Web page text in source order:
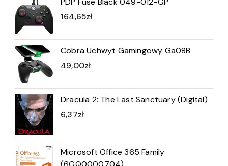
164,65zł
Cobra Uchwyt Gamingowy Ga08B
49,00zł
Dracula 2: The Last Sanctuary (Digital)
6,37zł
Microsoft Office 365 Family